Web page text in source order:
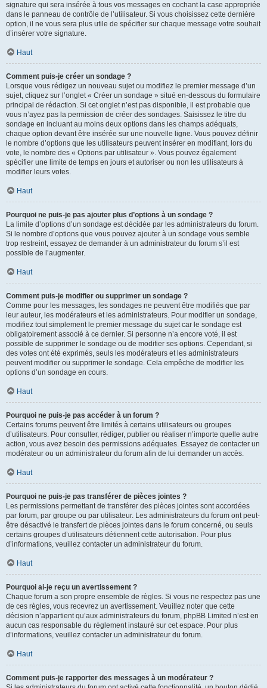
signature qui sera insérée à tous vos messages en cochant la case appropriée
dans le panneau de contrôle de l’utilisateur. Si vous choisissez cette dernière
option, il ne vous sera plus utile de spécifier sur chaque message votre souhait
d’insérer votre signature.
Haut
Comment puis-je créer un sondage ?
Lorsque vous rédigez un nouveau sujet ou modifiez le premier message d’un
sujet, cliquez sur l’onglet « Créer un sondage » situé en-dessous du formulaire
principal de rédaction. Si cet onglet n’est pas disponible, il est probable que
vous n’ayez pas la permission de créer des sondages. Saisissez le titre du
sondage en incluant au moins deux options dans les champs adéquats,
chaque option devant être insérée sur une nouvelle ligne. Vous pouvez définir
le nombre d’options que les utilisateurs peuvent insérer en modifiant, lors du
vote, le nombre des « Options par utilisateur ». Vous pouvez également
spécifier une limite de temps en jours et autoriser ou non les utilisateurs à
modifier leurs votes.
Haut
Pourquoi ne puis-je pas ajouter plus d’options à un sondage ?
La limite d’options d’un sondage est décidée par les administrateurs du forum.
Si le nombre d’options que vous pouvez ajouter à un sondage vous semble
trop restreint, essayez de demander à un administrateur du forum s’il est
possible de l’augmenter.
Haut
Comment puis-je modifier ou supprimer un sondage ?
Comme pour les messages, les sondages ne peuvent être modifiés que par
leur auteur, les modérateurs et les administrateurs. Pour modifier un sondage,
modifiez tout simplement le premier message du sujet car le sondage est
obligatoirement associé à ce dernier. Si personne n’a encore voté, il est
possible de supprimer le sondage ou de modifier ses options. Cependant, si
des votes ont été exprimés, seuls les modérateurs et les administrateurs
peuvent modifier ou supprimer le sondage. Cela empêche de modifier les
options d’un sondage en cours.
Haut
Pourquoi ne puis-je pas accéder à un forum ?
Certains forums peuvent être limités à certains utilisateurs ou groupes
d’utilisateurs. Pour consulter, rédiger, publier ou réaliser n’importe quelle autre
action, vous avez besoin des permissions adéquates. Essayez de contacter un
modérateur ou un administrateur du forum afin de lui demander un accès.
Haut
Pourquoi ne puis-je pas transférer de pièces jointes ?
Les permissions permettant de transférer des pièces jointes sont accordées
par forum, par groupe ou par utilisateur. Les administrateurs du forum ont peut-
être désactivé le transfert de pièces jointes dans le forum concerné, ou seuls
certains groupes d’utilisateurs détiennent cette autorisation. Pour plus
d’informations, veuillez contacter un administrateur du forum.
Haut
Pourquoi ai-je reçu un avertissement ?
Chaque forum a son propre ensemble de règles. Si vous ne respectez pas une
de ces règles, vous recevrez un avertissement. Veuillez noter que cette
décision n’appartient qu’aux administrateurs du forum, phpBB Limited n’est en
aucun cas responsable du règlement instauré sur cet espace. Pour plus
d’informations, veuillez contacter un administrateur du forum.
Haut
Comment puis-je rapporter des messages à un modérateur ?